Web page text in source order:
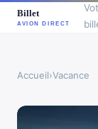
Accueil›Vacance